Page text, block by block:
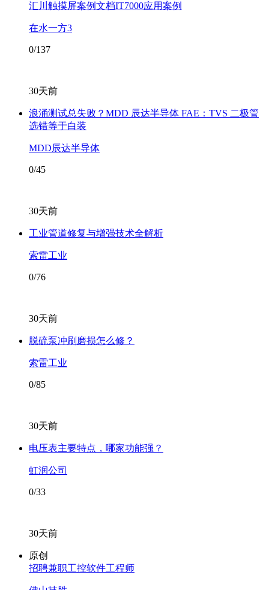
汇川触摸屏案例文档IT7000应用案例
在水一方3
0/137
30天前
浪涌测试总失败？MDD 辰达半导体 FAE：TVS 二极管
选错等于白装
MDD辰达半导体
0/45
30天前
工业管道修复与增强技术全解析
索雷工业
0/76
30天前
脱硫泵冲刷磨损怎么修？
索雷工业
0/85
30天前
电压表主要特点，哪家功能强？
虹润公司
0/33
30天前
原创
招聘兼职工控软件工程师